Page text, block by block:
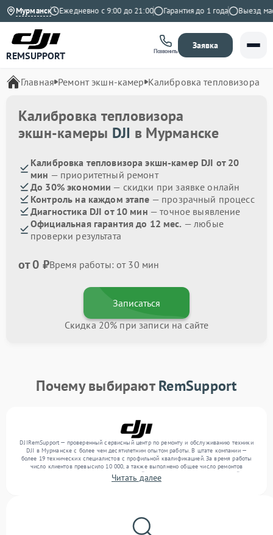
Мурманск
на Яндекс Ежедневно с 9:00 до 21:00 Гарантия до 1 года Выезд
REMSUPPORT Позвонить
Заявка
Главная Ремонт экшн-камер Калибровка тепловизора
Калибровка тепловизора
экшн-камеры DJI в Мурманске
Калибровка тепловизора экшн-камер DJI от 20
мин — приоритетный ремонт
До 30% экономии — скидки при заявке онлайн
Контроль на каждом этапе — прозрачный процесс
Диагностика DJI от 10 мин — точное выявление
Официальная гарантия до 12 мес. — любые
проверки результата
от 0 ₽Время работы: от 30 мин
Записаться
Скидка 20% при записи на сайте
Почему выбираютRemSupport
DJIRemSupport — проверенный сервисный центр по ремонту и обслуживанию техники
DJI в Мурманске с более чем десятилетним опытом работы. В штате компании —
более 19 технических специалистов с профильной квалификацией. За время работы
число клиентов превысило 10 000, а также выполнено общее число ремонтов
превысило 12 000. Ежемесячно в сервисный центр поступает более 300 устройств,
включая , , . Мы беремся за задачи любой сложности и поддерживаем высокий
Читать далее